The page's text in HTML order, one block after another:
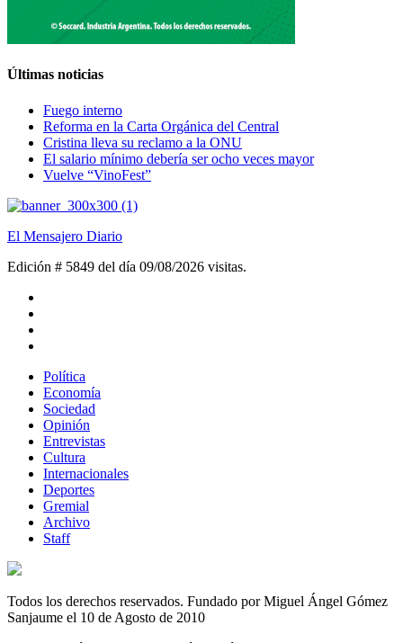
Últimas noticias
Fuego interno
Reforma en la Carta Orgánica del Central
Cristina lleva su reclamo a la ONU
El salario mínimo debería ser ocho veces mayor
Vuelve “VinoFest”
El Mensajero Diario
Edición # 5849 del día 09/08/2026 visitas.
Política
Economía
Sociedad
Opinión
Entrevistas
Cultura
Internacionales
Deportes
Gremial
Archivo
Staff
Todos los derechos reservados. Fundado por Miguel Ángel Gómez
Sanjaume el 10 de Agosto de 2010